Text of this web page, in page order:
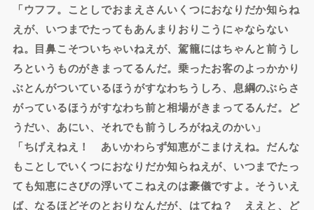
「ウフフ。ことしでおまえさんいくつにおなりだか知らね
えが、いつまでたってもあんまりおりこうにゃならない
ね。目鼻こそついちゃいねえが、駕籠にはちゃんと前うし
ろというものがきまってるんだ。乗ったお客のよっかかり
ぶとんがついているほうがすなわちうしろ、息綱のぶらさ
がっているほうがすなわち前と相場がきまってるんだ。ど
うだい、あにい、それでも前うしろがねえのかい」
「ちげえねえ！ あいかわらず知恵がこまけえね。だんな
もことしでいくつにおなりだか知らねえが、いつまでたっ
ても知恵にさびの浮いてこねえのは豪儀ですよ。そういえ
ば、なるほどそのとおりなんだが、はてね？ ええと、ど